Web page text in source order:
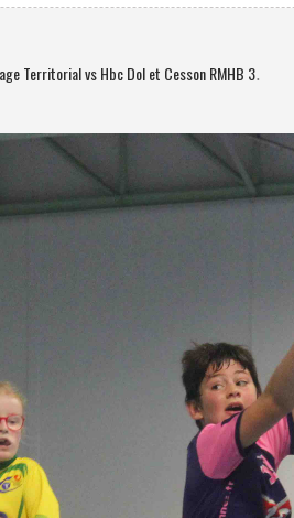
Territorial vs Hbc Dol et Cesson RMHB 3.